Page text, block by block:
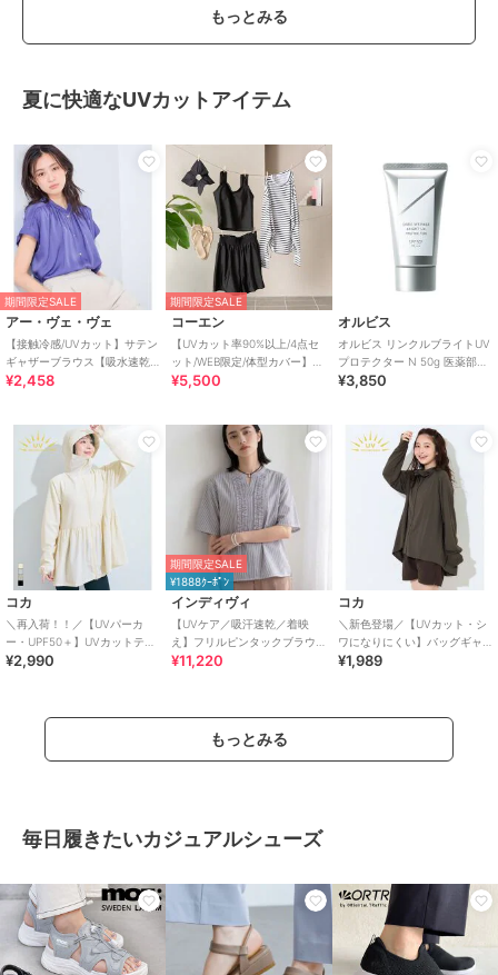
もっとみる
夏に快適なUVカットアイテム
期間限定SALE
アー・ヴェ・ヴェ
【接触冷感/UVカット】サテン
ギャザーブラウス【吸水速乾/
イージーケア】
¥2,458
期間限定SALE
コーエン
【UVカット率90%以上/4点セ
ット/WEB限定/体型カバー】シ
ュシュ付きアソートスイムウ
¥5,500
オルビス
オルビス リンクルブライトUV
プロテクター N 50g 医薬部外
品（顔用日焼け止め）
¥3,850
コカ
＼再入荷！！／【UVパーカ
ー・UPF50＋】UVカットティ
アードパーカー 全4色
¥2,990
期間限定SALE
¥1888ｸｰﾎﾟﾝ
インディヴィ
【UVケア／吸汗速乾／着映
え】フリルピンタックブラウ
ス
¥11,220
コカ
＼新色登場／【UVカット・シ
ワになりにくい】バッグギャ
ザーUVパーカー 全4色
¥1,989
もっとみる
毎日履きたいカジュアルシューズ